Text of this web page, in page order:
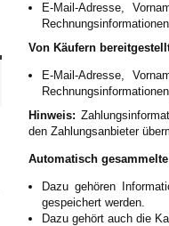
E-Mail-Adresse,
Von Käufern
E-Mail-Adresse,
Hinweis:
den Zahlungsanbieter
Automatisch
Dazu gehören
gespeichert werden.
Dazu gehört auch die